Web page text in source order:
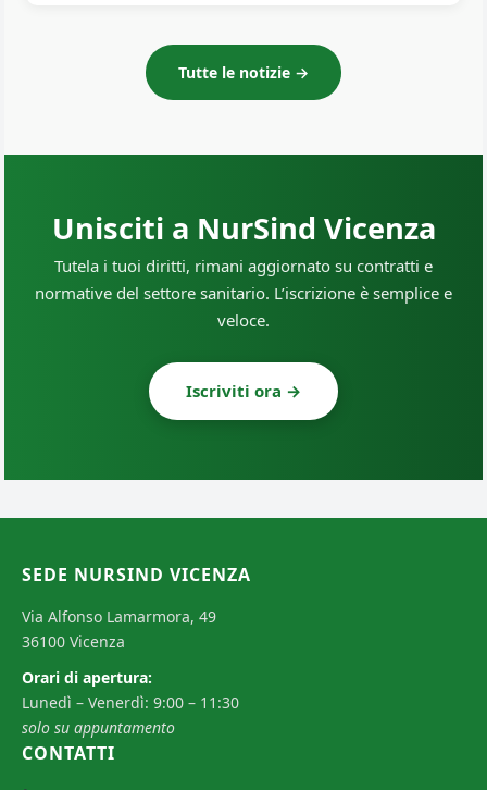
Tutte le notizie →
Unisciti a NurSind Vicenza
Tutela i tuoi diritti, rimani aggiornato su contratti e
normative del settore sanitario. L’iscrizione è semplice e
veloce.
Iscriviti ora →
SEDE NURSIND VICENZA
Via Alfonso Lamarmora, 49
36100 Vicenza
Orari di apertura:
Lunedì – Venerdì: 9:00 – 11:30
solo su appuntamento
CONTATTI